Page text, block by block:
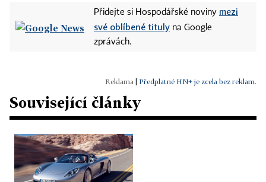
Přidejte si Hospodářské noviny mezi
své oblíbené tituly na Google
zprávách.
Předplatné HN+ je zcela bez reklam.
Související články